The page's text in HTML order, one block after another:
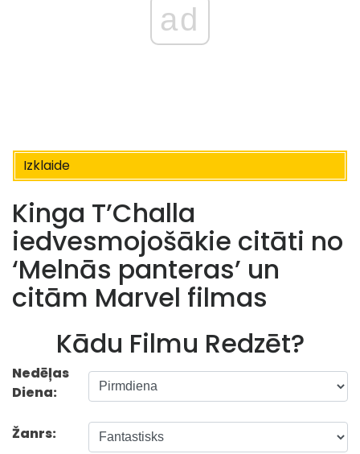
ad
Izklaide
Kinga T’Challa
iedvesmojošākie citāti no
‘Melnās panteras’ un
citām Marvel filmas
Kādu Filmu Redzēt?
Nedēļas
Diena:
Žanrs: